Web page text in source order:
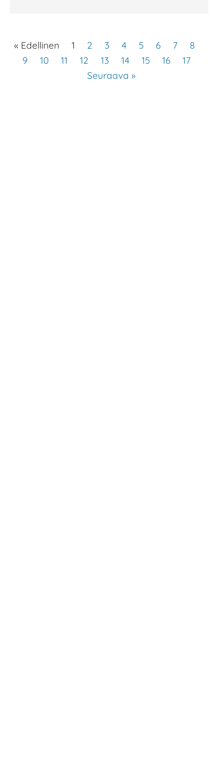
« Edellinen 1 2 3 4 5 6 7
8
9
10 11 12 13 14 15 16
17
Seuraava »